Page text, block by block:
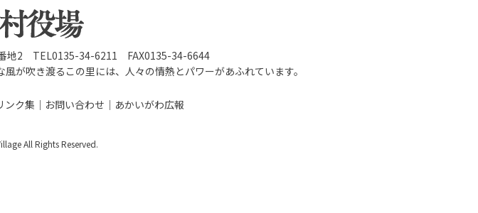
番地2 TEL0135-34-6211 FAX0135-34-6644
が吹き渡るこの里には、人々の情熱とパワーがあふれています。
ンク集 お問い合わせ あかいがわ広報
All Rights Reserved.